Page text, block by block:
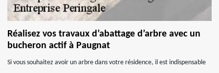
Réalisez vos travaux d’abattage d’arbre avec un
bucheron actif à Paugnat
Si vous souhaitez avoir un arbre dans votre résidence, il est indispensable